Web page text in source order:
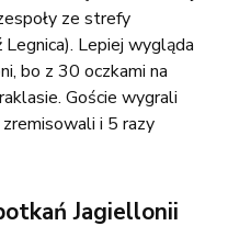
ze strefy
Lepiej wygląda
bo z 30 oczkami na
Goście wygrali
i 5 razy
Jagiellonii